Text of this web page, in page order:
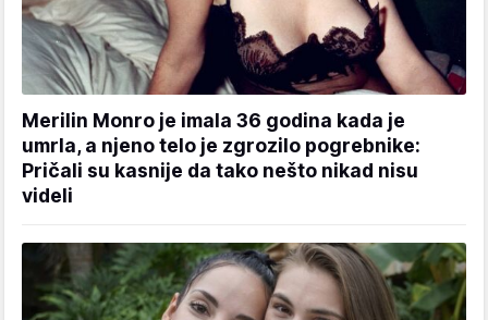
Merilin Monro je imala 36 godina kada je
umrla, a njeno telo je zgrozilo pogrebnike:
Pričali su kasnije da tako nešto nikad nisu
videli